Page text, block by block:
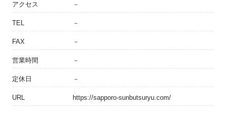
アクセス －
TEL －
FAX －
営業時間 －
定休日 －
URL https://sapporo-sunbutsuryu.com/